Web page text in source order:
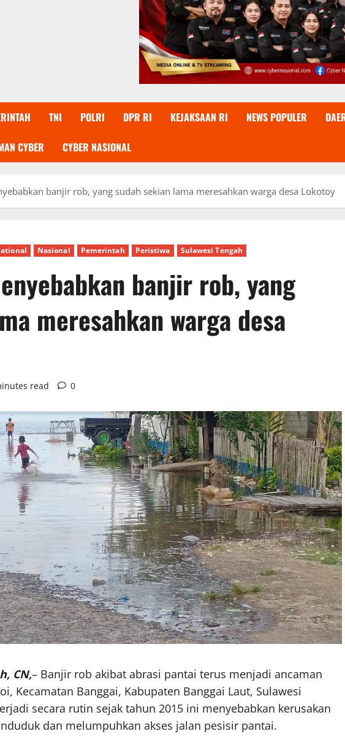
TNI POLRI DPR RI KEJAKSAAN RI NEWS POPULER
CYBER CYBER NASIONAL
banjir rob, yang sudah sekian lama meresahkan warga desa Lokotoy
Nasional Pemerintah Peristiwa Sulawesi Tengah
banjir rob, yang
meresahkan warga desa
read 0
CN,– Banjir rob akibat abrasi pantai terus menjadi ancaman
Kecamatan Banggai, Kabupaten Banggai Laut, Sulawesi
secara rutin sejak tahun 2015 ini menyebabkan kerusakan
dan melumpuhkan akses jalan pesisir pantai.